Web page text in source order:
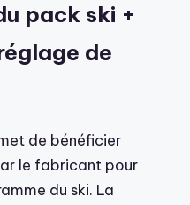
pack ski +
de
de bénéficier
le fabricant pour
du ski. La